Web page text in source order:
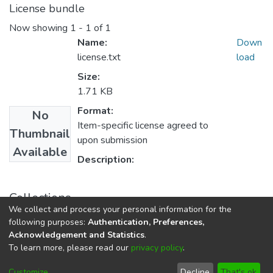
License bundle
Now showing 1 - 1 of 1
No
Thumbnail
Available
Name:
license.txt
Size:
1.71 KB
Format:
Item-specific license agreed to
upon submission
Description:
Down
load
Collections
E.P. Ad. y Negocios Internacionales
DSpace softwarecopyright © 2002-2026
Cookie End User Send
We collect and process your personal information for the
following purposes: Authentication, Preferences,
Acknowledgement and Statistics.
To learn more, please read our privacy policy.